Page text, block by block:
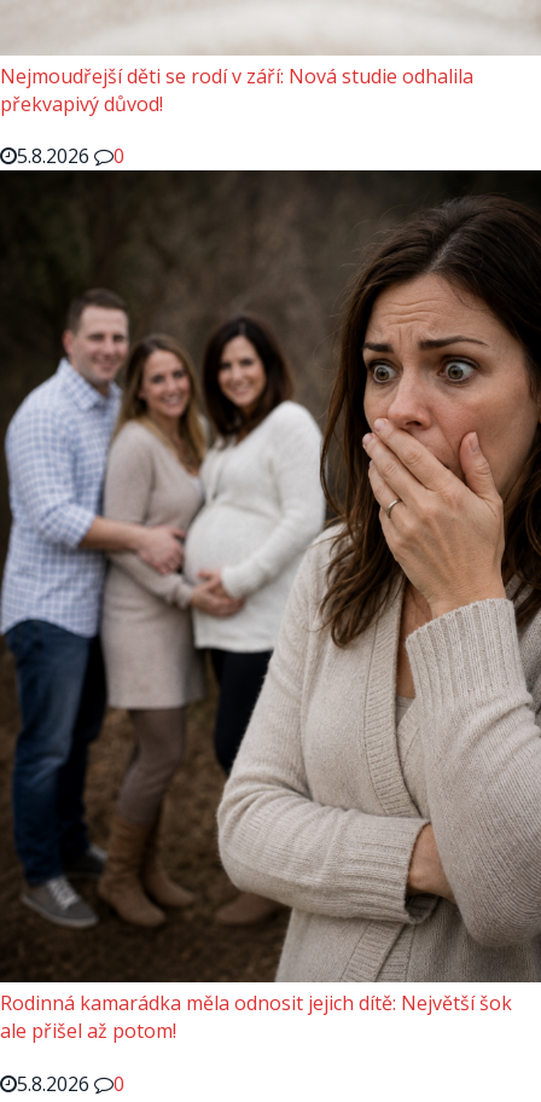
Nejmoudřejší děti se rodí v září: Nová studie odhalila
překvapivý důvod!
5.8.2026
0
Rodinná kamarádka měla odnosit jejich dítě: Největší šok
ale přišel až potom!
5.8.2026
0